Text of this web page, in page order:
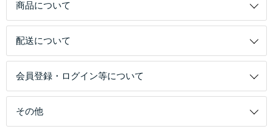
商品について
配送について
会員登録・ログイン等について
その他